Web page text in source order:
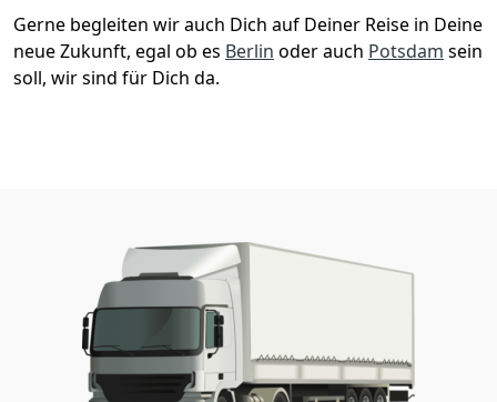
Gerne begleiten wir auch Dich auf Deiner Reise in Deine
neue Zukunft, egal ob es Berlin oder auch Potsdam sein
soll, wir sind für Dich da.